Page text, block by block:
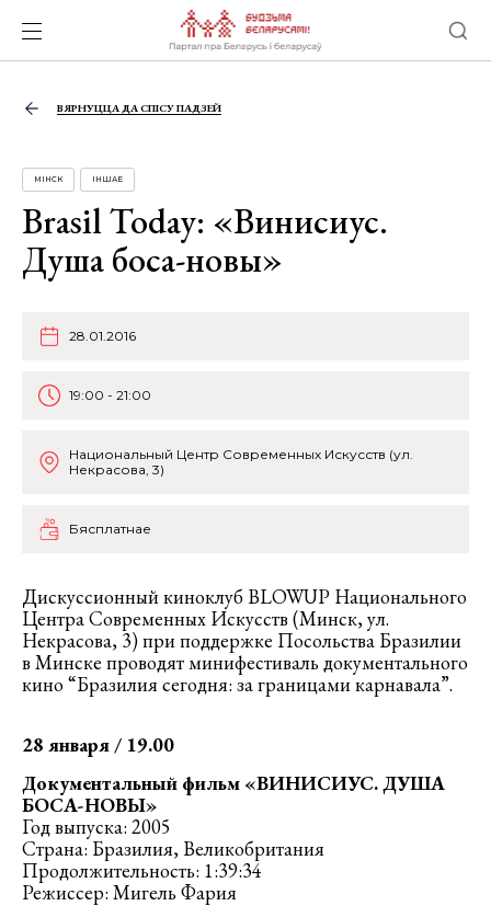
ВЯРНУЦЦА ДА СПІСУ ПАДЗЕЙ
МІНСК ІНШАЕ
Brasil Today: «Винисиус.
Душа боса-новы»
28.01.2016
19:00 - 21:00
Национальный Центр Современных Искусств (ул.
Некрасова, 3)
Бясплатнае
Дискуссионный киноклуб BLOWUP Национального
Центра Современных Искусств (Минск, ул.
Некрасова, 3) при поддержке Посольства Бразилии
в Минске проводят минифестиваль документального
кино “Бразилия сегодня: за границами карнавала”.
28 января / 19.00
Документальный фильм «ВИНИСИУС. ДУША
БОСА-НОВЫ»
Год выпуска: 2005
Страна: Бразилия, Великобритания
Продолжительность: 1:39:34
Режиссер: Мигель Фария